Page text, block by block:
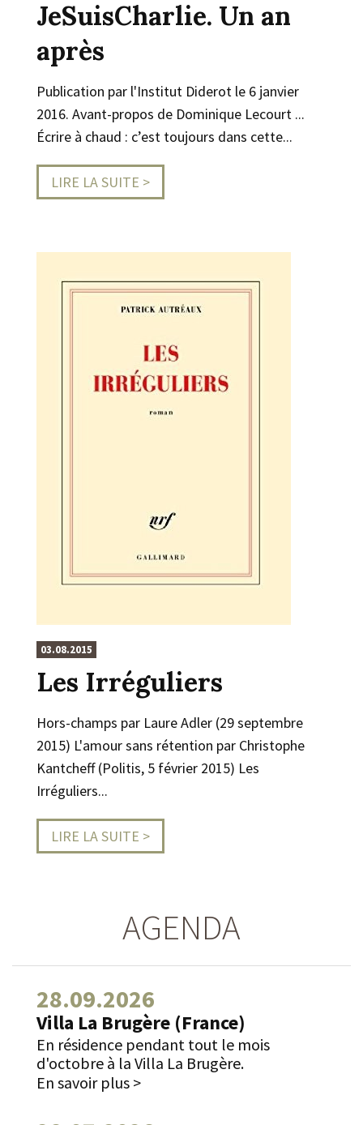
JeSuisCharlie. Un an
après
Publication par l'Institut Diderot le 6 janvier
2016. Avant-propos de Dominique Lecourt ...
Écrire à chaud : c’est toujours dans cette...
LIRE LA SUITE >
03.08.2015
Les Irréguliers
Hors-champs par Laure Adler (29 septembre
2015) L'amour sans rétention par Christophe
Kantcheff (Politis, 5 février 2015) Les
Irréguliers...
LIRE LA SUITE >
AGENDA
28.09.2026
Villa La Brugère (France)
En résidence pendant tout le mois
d'octobre à la Villa La Brugère.
En savoir plus >